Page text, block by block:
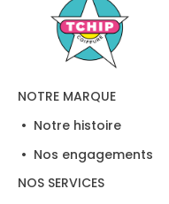
NOTRE MARQUE
Notre histoire
Nos engagements
NOS SERVICES